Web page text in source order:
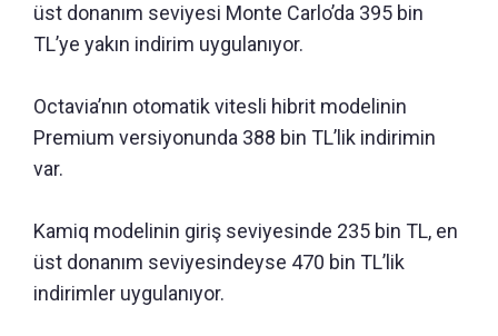
üst donanım seviyesi Monte Carlo’da 395 bin
TL’ye yakın indirim uygulanıyor.
Octavia’nın otomatik vitesli hibrit modelinin
Premium versiyonunda 388 bin TL’lik indirimin
var.
Kamiq modelinin giriş seviyesinde 235 bin TL, en
üst donanım seviyesindeyse 470 bin TL’lik
indirimler uygulanıyor.